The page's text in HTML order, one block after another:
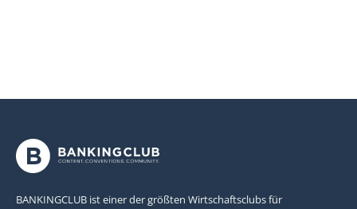
BANKINGCLUB ist einer der größten Wirtschaftsclubs für